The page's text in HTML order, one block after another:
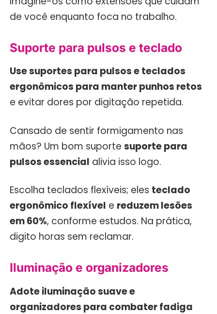
de você enquanto foca no trabalho.
Suporte para pulsos e teclado
Use suportes para pulsos e teclados
ergonômicos para manter punhos retos
e evitar dores por digitação repetida.
Cansado de sentir formigamento nas
mãos? Um bom suporte suporte para
pulsos essencial alivia isso logo.
Escolha teclados flexíveis; eles teclado
ergonômico flexível e reduzem lesões
em 60%, conforme estudos. Na prática,
digito horas sem reclamar.
Iluminação e organizadores
Adote iluminação suave e
organizadores para combater fadiga